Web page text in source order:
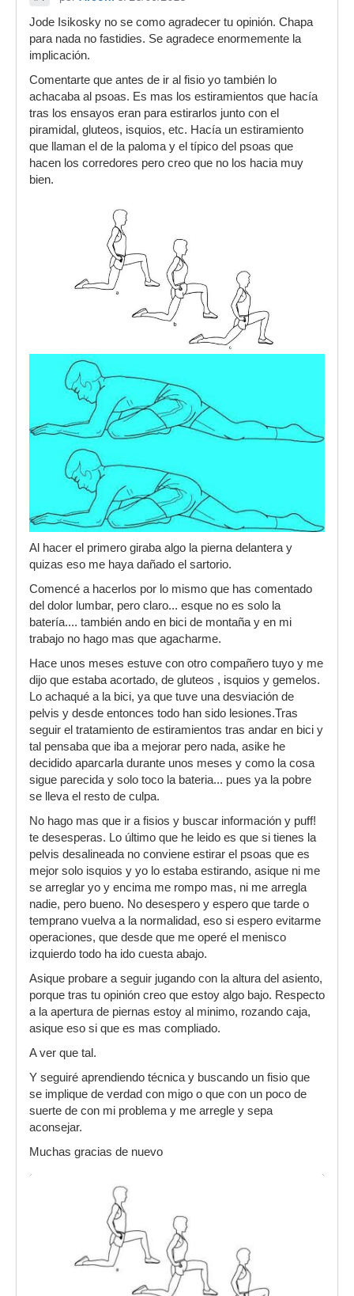
Jode Isikosky no se como agradecer tu opinión. Chapa
para nada no fastidies. Se agradece enormemente la
implicación.
Comentarte que antes de ir al fisio yo también lo
achacaba al psoas. Es mas los estiramientos que hacía
tras los ensayos eran para estirarlos junto con el
piramidal, gluteos, isquios, etc. Hacía un estiramiento
que llaman el de la paloma y el típico del psoas que
hacen los corredores pero creo que no los hacia muy
bien.
Al hacer el primero giraba algo la pierna delantera y
quizas eso me haya dañado el sartorio.
Comencé a hacerlos por lo mismo que has comentado
del dolor lumbar, pero claro... esque no es solo la
batería.... también ando en bici de montaña y en mi
trabajo no hago mas que agacharme.
Hace unos meses estuve con otro compañero tuyo y me
dijo que estaba acortado, de gluteos , isquios y gemelos.
Lo achaqué a la bici, ya que tuve una desviación de
pelvis y desde entonces todo han sido lesiones.Tras
seguir el tratamiento de estiramientos tras andar en bici y
tal pensaba que iba a mejorar pero nada, asike he
decidido aparcarla durante unos meses y como la cosa
sigue parecida y solo toco la bateria... pues ya la pobre
se lleva el resto de culpa.
No hago mas que ir a fisios y buscar información y puff!
te desesperas. Lo último que he leido es que si tienes la
pelvis desalineada no conviene estirar el psoas que es
mejor solo isquios y yo lo estaba estirando, asique ni me
se arreglar yo y encima me rompo mas, ni me arregla
nadie, pero bueno. No desespero y espero que tarde o
temprano vuelva a la normalidad, eso si espero evitarme
operaciones, que desde que me operé el menisco
izquierdo todo ha ido cuesta abajo.
Asique probare a seguir jugando con la altura del asiento,
porque tras tu opinión creo que estoy algo bajo. Respecto
a la apertura de piernas estoy al minimo, rozando caja,
asique eso si que es mas compliado.
A ver que tal.
Y seguiré aprendiendo técnica y buscando un fisio que
se implique de verdad con migo o que con un poco de
suerte de con mi problema y me arregle y sepa
aconsejar.
Muchas gracias de nuevo